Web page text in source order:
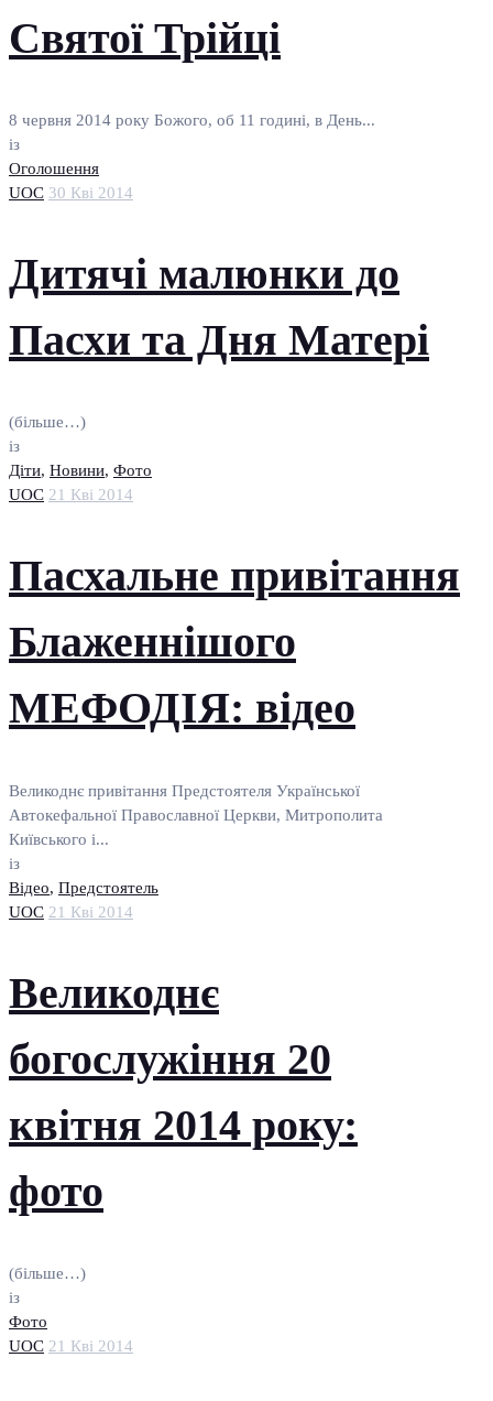
Святої Трійці
8 червня 2014 року Божого, об 11 годині, в День...
із
Оголошення
UOC 30 Кві 2014
Дитячі малюнки до
Пасхи та Дня Матері
(більше…)
із
Діти, Новини, Фото
UOC 21 Кві 2014
Пасхальне привітання
Блаженнішого
МЕФОДІЯ: відео
Великоднє привітання Предстоятеля Української
Автокефальної Православної Церкви, Митрополита
Київського і...
із
Відео, Предстоятель
UOC 21 Кві 2014
Великоднє
богослужіння 20
квітня 2014 року:
фото
(більше…)
із
Фото
UOC 21 Кві 2014